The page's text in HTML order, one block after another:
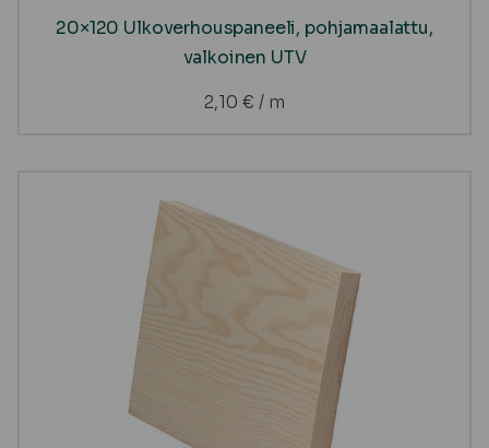
20×120 Ulkoverhouspaneeli, pohjamaalattu,
valkoinen UTV
2,10 € / m